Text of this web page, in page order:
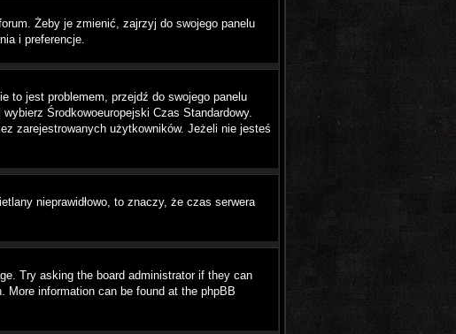
Żeby je zmienić, zajrzyj do swojego panelu
i preferencje.
to jest problemem, przejdź do swojego panelu
Środkowoeuropejski Czas Standardowy.
zarejestrowanych użytkowników. Jeżeli nie jesteś
nieprawidłowo, to znaczy, że czas serwera
Try asking the board administrator if they can
information can be found at the phpBB